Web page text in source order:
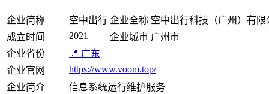
企业简称 空中出行 企业全称 空中出行科技（广州）有限
成立时间
2021 企业城市 广州市
企业省份
📍 广东
企业官网
https://www.voom.top/
企业简介
信息系统运行维护服务